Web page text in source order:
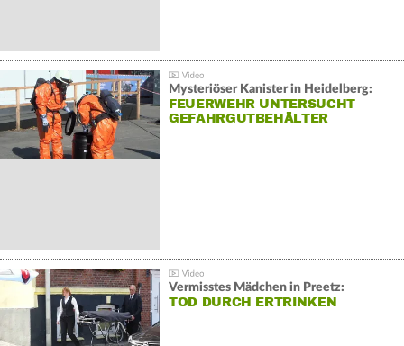
Mysteriöser Kanister in Heidelberg:
FEUERWEHR UNTERSUCHT
GEFAHRGUTBEHÄLTER
Vermisstes Mädchen in Preetz:
TOD DURCH ERTRINKEN